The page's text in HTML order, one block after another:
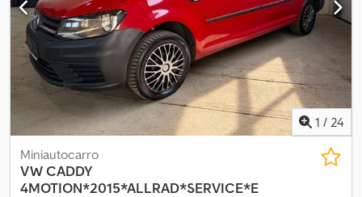
1 / 24
Miniautocarro
VWCADDY
4MOTION*2015*ALLRAD*SERVICE*E